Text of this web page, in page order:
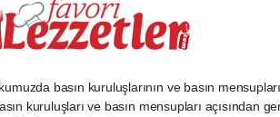
basın kuruluşlarının ve basın
kuruluşları ve basın mensupları açısından